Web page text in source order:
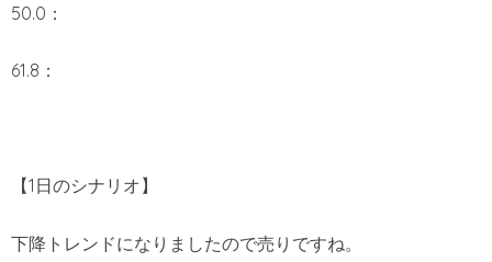
50.0：
61.8：
【1日のシナリオ】
下降トレンドになりましたので売りですね。